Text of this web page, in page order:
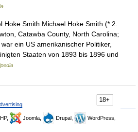
Smith Michael Hoke Smith (* 2.
Catawba County, North Carolina;
ein US amerikanischer Politiker,
Staaten von 1893 bis 1896 und
18+
Joomla, Drupal,
WordPress,